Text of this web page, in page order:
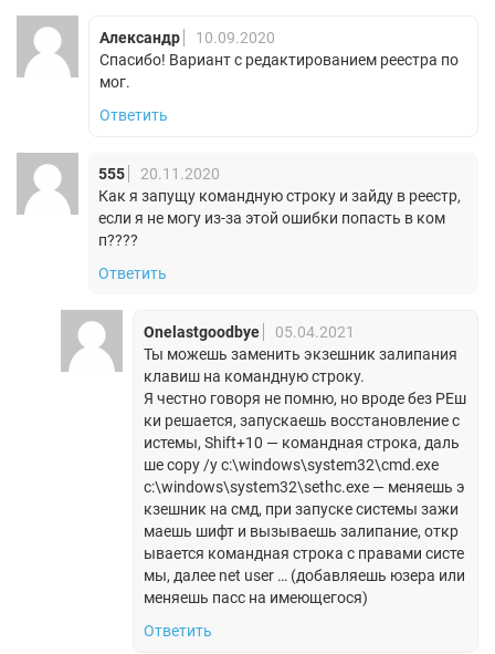
Александр
10.09.2020
Спасибо! Вариант с редактированием реестра по
мог.
Ответить
555
20.11.2020
Как я запущу командную строку и зайду в реестр,
если я не могу из-за этой ошибки попасть в ком
п????
Ответить
Onelastgoodbye
05.04.2021
Ты можешь заменить экзешник залипания
клавиш на командную строку.
Я честно говоря не помню, но вроде без PEш
ки решается, запускаешь восстановление с
истемы, Shift+10 — командная строка, даль
ше copy /y c:\windows\system32\cmd.exe
c:\windows\system32\sethc.exe — меняешь э
кзешник на смд, при запуске системы зажи
маешь шифт и вызываешь залипание, откр
ывается командная строка с правами систе
мы, далее net user … (добавляешь юзера или
меняешь пасс на имеющегося)
Ответить